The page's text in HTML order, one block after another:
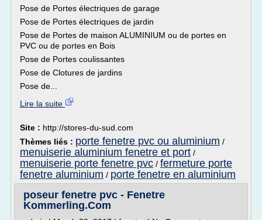
Pose de Portes électriques de garage
Pose de Portes électriques de jardin
Pose de Portes de maison ALUMINIUM ou de portes en
PVC ou de portes en Bois
Pose de Portes coulissantes
Pose de Clotures de jardins
Pose de...
Lire la suite
Site : http://stores-du-sud.com
Thèmes liés : porte fenetre pvc ou aluminium /
menuiserie aluminium fenetre et port /
menuiserie porte fenetre pvc / fermeture porte
fenetre aluminium / porte fenetre en aluminium
poseur fenetre pvc - Fenetre
Kommerling.Com